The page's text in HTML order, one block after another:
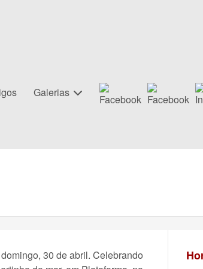
Galerias
30 de abril. Celebrando